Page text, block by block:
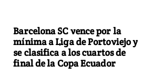
Barcelona SC vence por la
mínima a Liga de Portoviejo y
se clasifica a los cuartos de
final de la Copa Ecuador